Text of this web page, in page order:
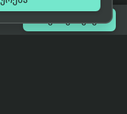
შეთავაზებები